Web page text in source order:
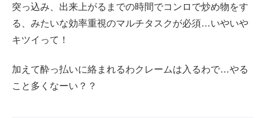
突っ込み、出来上がるまでの時間でコンロで炒め物をす
る、みたいな効率重視のマルチタスクが必須…いやいや
キツイって！
加えて酔っ払いに絡まれるわクレームは入るわで…やる
こと多くなーい？？